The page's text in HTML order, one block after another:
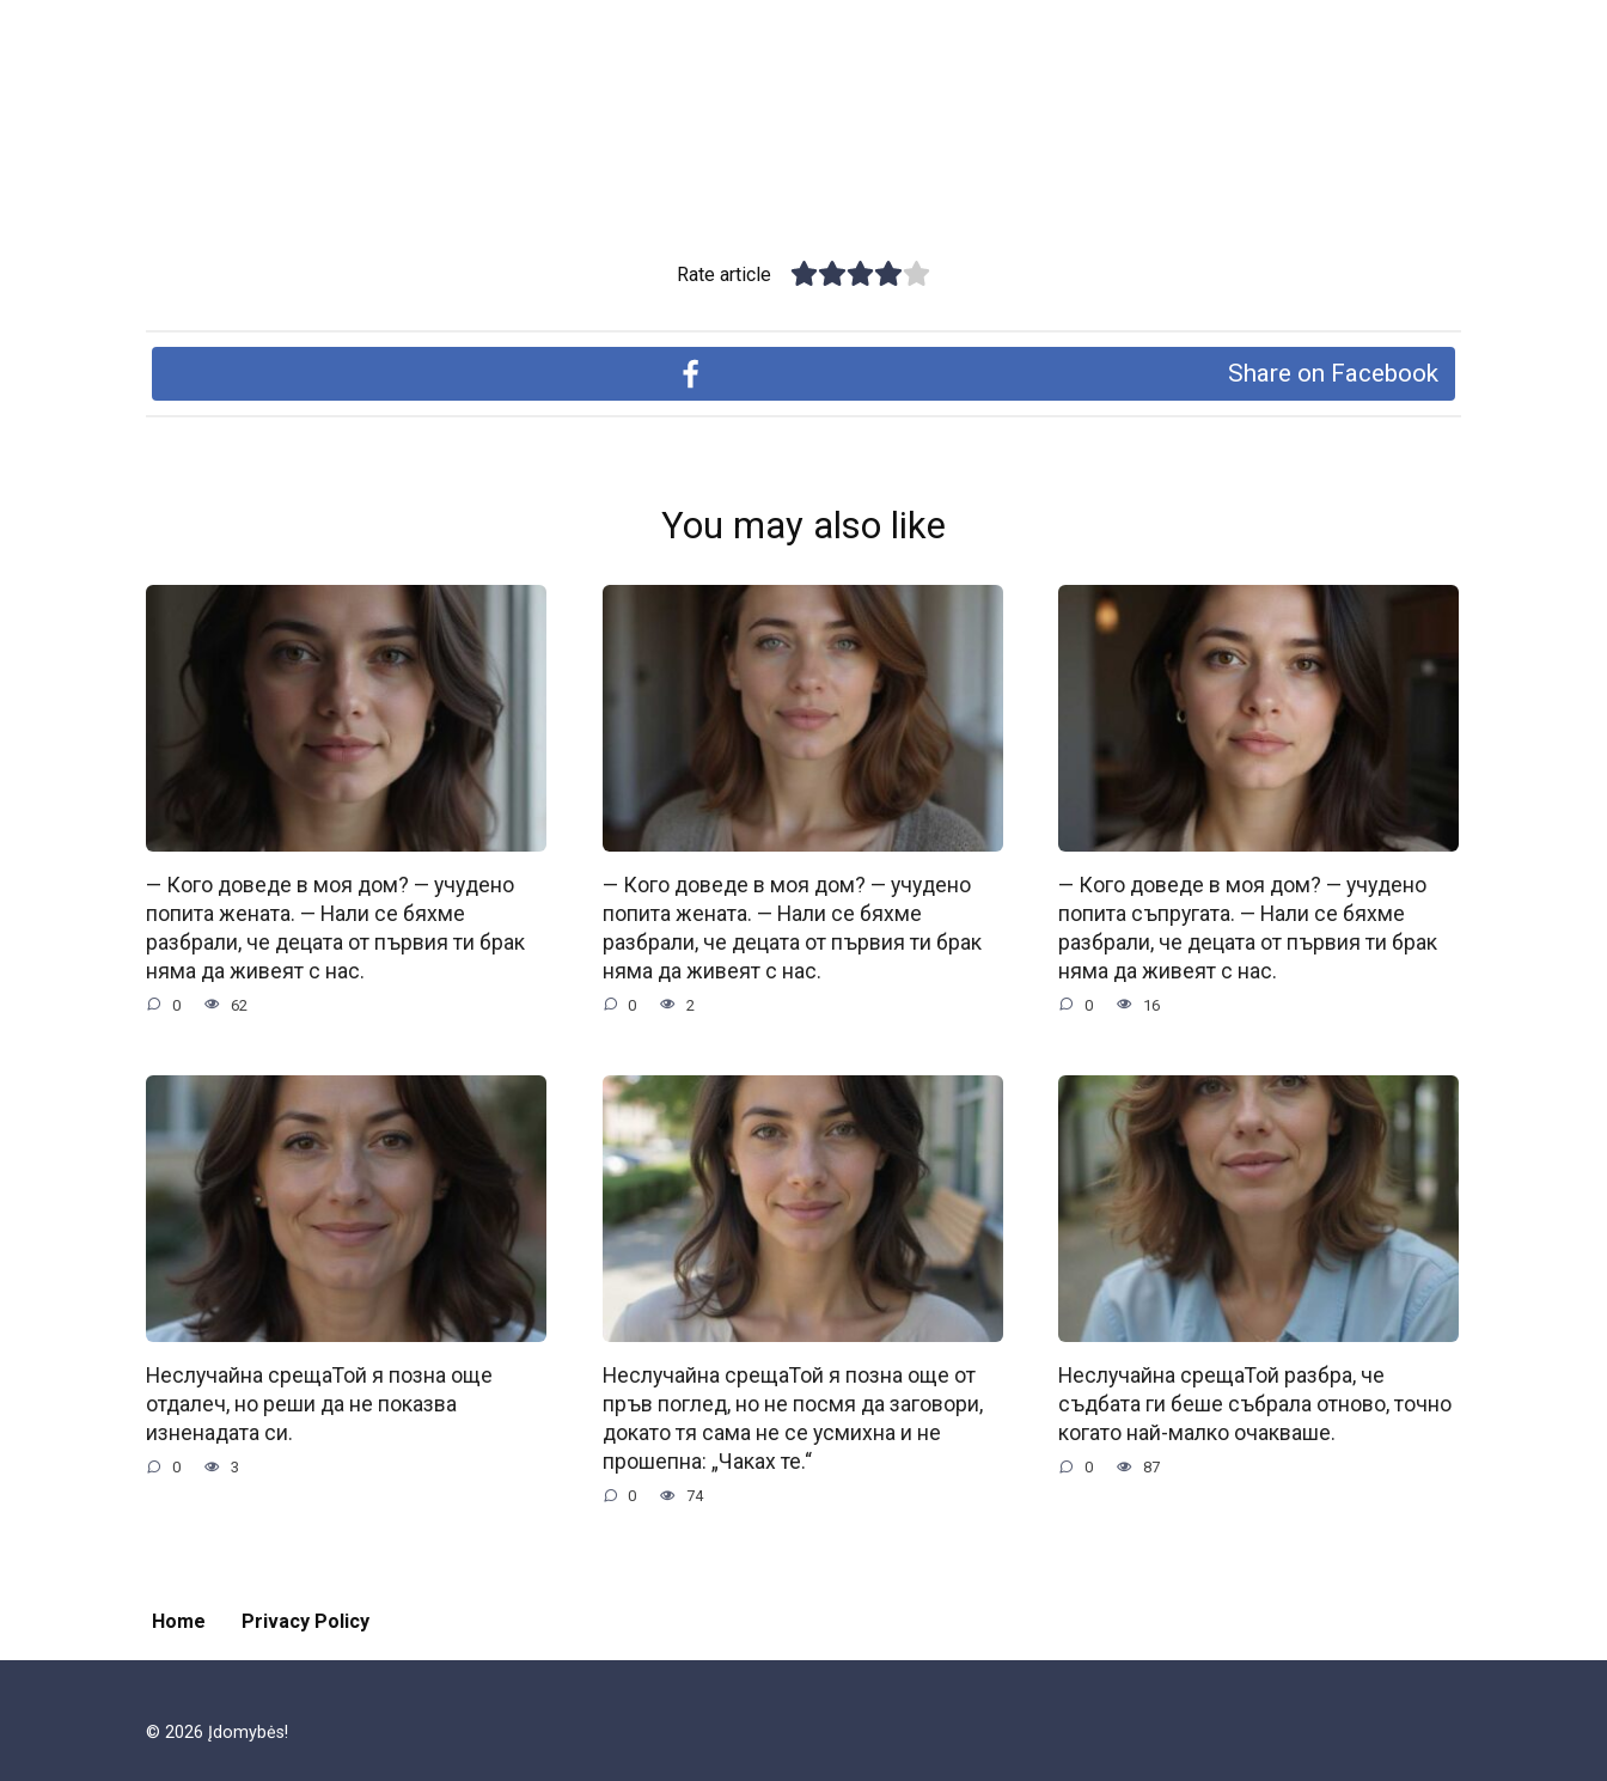
Rate article
Share on Facebook
You may also like
— Кого доведе в моя дом? — учудено
попита жената. — Нали се бяхме
разбрали, че децата от първия ти брак
няма да живеят с нас.
0 62
— Кого доведе в моя дом? — учудено
попита жената. — Нали се бяхме
разбрали, че децата от първия ти брак
няма да живеят с нас.
0 2
— Кого доведе в моя дом? — учудено
попита съпругата. — Нали се бяхме
разбрали, че децата от първия ти брак
няма да живеят с нас.
0 16
Неслучайна срещаТой я позна още
отдалеч, но реши да не показва
изненадата си.
0 3
Неслучайна срещаТой я позна още от
пръв поглед, но не посмя да заговори,
докато тя сама не се усмихна и не
прошепна: „Чаках те.“
0 74
Неслучайна срещаТой разбра, че
съдбата ги беше събрала отново, точно
когато най-малко очакваше.
0 87
Home Privacy Policy
© 2026 Įdomybės!